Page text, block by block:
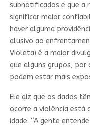
subnotificados e que a
significar maior
haver alguma
alusivo ao
Violeta) é a maior
que alguns grupos, por
podem estar mais
Ele diz que os dados
ocorre a violência está
idade. “A gente